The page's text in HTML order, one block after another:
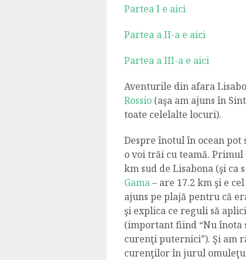
Partea I e aici
Partea a II-a e aici
Partea a III-a e aici
Aventurile din afara
Rossio (aşa am ajuns în
toate celelalte locuri).
Despre înotul în ocean pot
o voi trăi cu teamă. Primul
km sud de Lisabona (şi ca
Gama– are 17.2 km şi e
ajuns pe plajă pentru că
şi explica ce reguli să
(important fiind “Nu înota
curenţi puternici”). Şi am
curenţilor în jurul